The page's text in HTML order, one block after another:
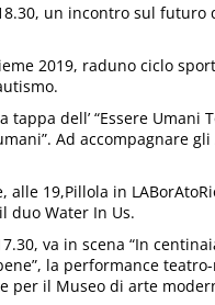
un incontro sul futuro
2019, raduno ciclo
tappa dell’ “Essere
Ad accompagnare
19,Pillola in
duo Water In Us.
va in scena “In
la performance
per il Museo di arte